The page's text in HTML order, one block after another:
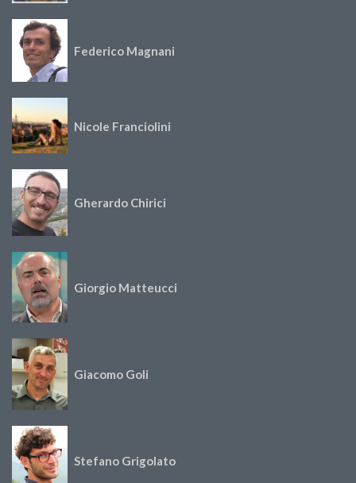
Federico Magnani
Nicole Franciolini
Gherardo Chirici
Giorgio Matteucci
Giacomo Goli
Stefano Grigolato